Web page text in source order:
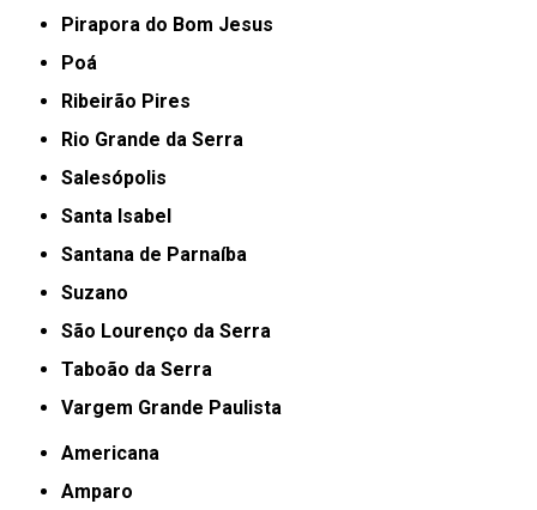
Pirapora do Bom Jesus
Poá
Ribeirão Pires
Rio Grande da Serra
Salesópolis
Santa Isabel
Santana de Parnaíba
Suzano
São Lourenço da Serra
Taboão da Serra
Vargem Grande Paulista
Americana
Amparo